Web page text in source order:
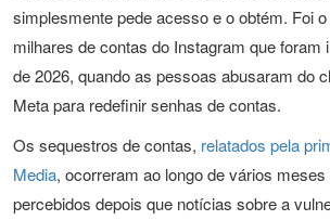
simplesmente pede acesso e o obtém. Foi
milhares de contas do Instagram que foram
de 2026, quando as pessoas abusaram do
Meta para redefinir senhas de contas.
Os sequestros de contas, relatados pela
Media, ocorreram ao longo de vários
percebidos depois que notícias sobre a